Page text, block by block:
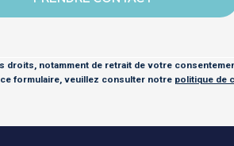
droits, notamment de retrait de votre
formulaire, veuillez consulter notre politique de